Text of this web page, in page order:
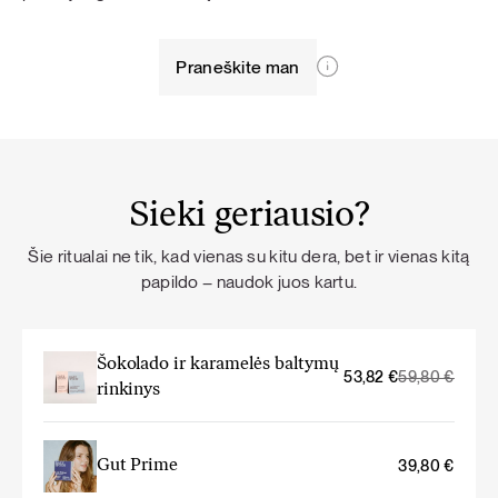
Praneškite man
Sieki geriausio?
Šie ritualai ne tik, kad vienas su kitu dera, bet ir vienas kitą
papildo – naudok juos kartu.
Šokolado ir karamelės baltymų
rinkinys
59,80€
Original
was:
53,82€
Current
is:
Gut Prime
39,80€